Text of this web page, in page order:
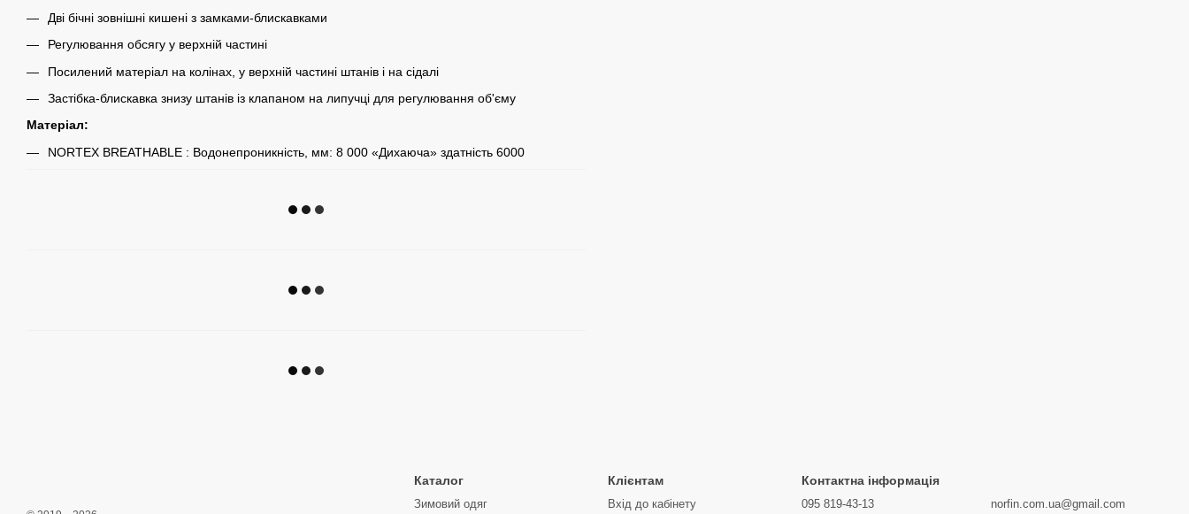
Дві бічні зовнішні кишені з замками-блискавками
Регулювання обсягу у верхній частині
Посилений матеріал на колінах, у верхній частині штанів і на сідалі
Застібка-блискавка знизу штанів із клапаном на липучці для регулювання об'єму
Матеріал:
NORTEX BREATHABLE : Водонепроникність, мм: 8 000 «Дихаюча» здатність 6000
Каталог
Зимовий одяг
Клієнтам
Вхід до кабінету
Контактна інформація
095 819-43-13 norfin.com.ua@gmail.com